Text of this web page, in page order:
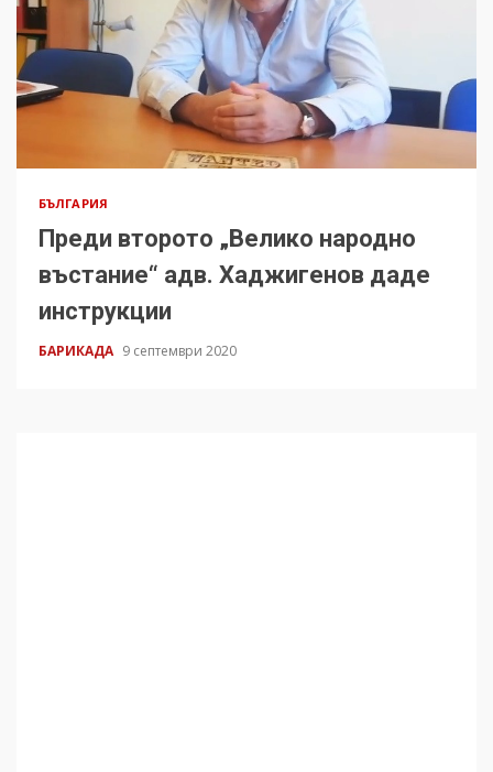
БЪЛГАРИЯ
Преди второто „Велико народно
въстание“ адв. Хаджигенов даде
инструкции
БАРИКАДА 9 септември 2020